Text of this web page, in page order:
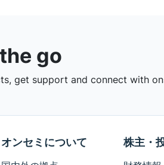
go
get support and connect with
オンセミについて 株主・